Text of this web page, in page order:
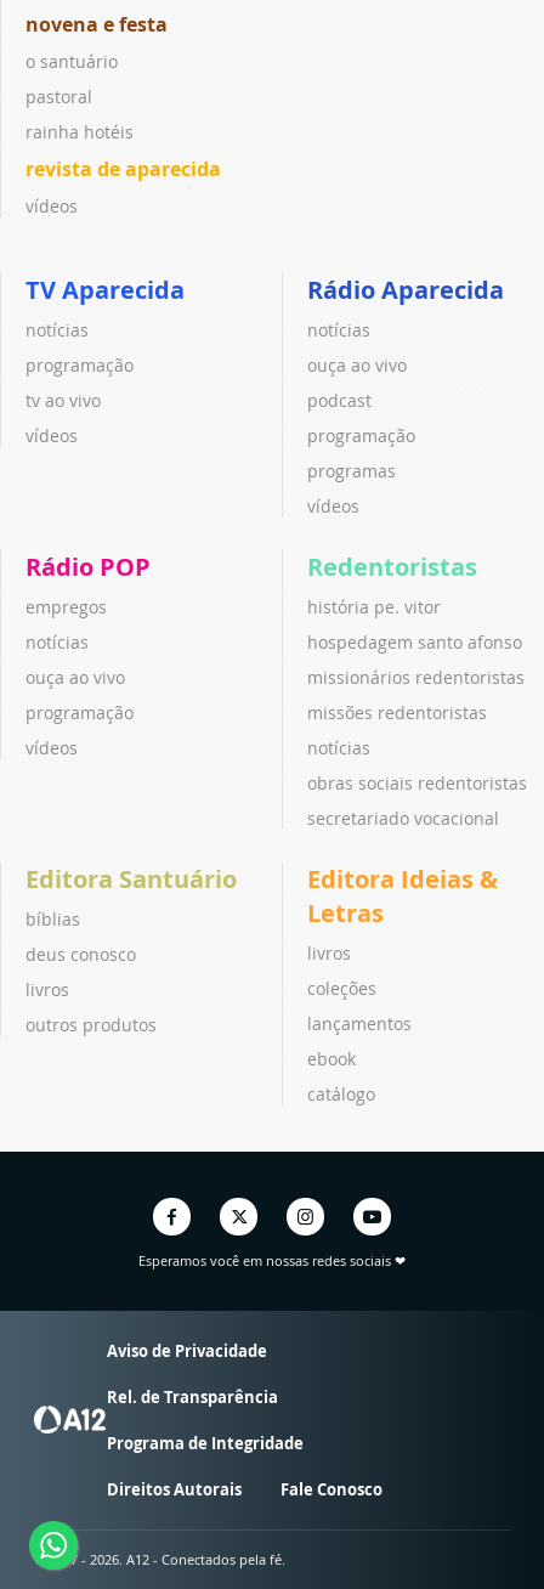
novena e festa
o santuário
pastoral
rainha hotéis
revista de aparecida
vídeos
TV Aparecida
notícias
programação
tv ao vivo
vídeos
Rádio Aparecida
notícias
ouça ao vivo
podcast
programação
programas
vídeos
Rádio POP
empregos
notícias
ouça ao vivo
programação
vídeos
Redentoristas
história pe. vitor
hospedagem santo afonso
missionários redentoristas
missões redentoristas
notícias
obras sociais redentoristas
secretariado vocacional
Editora Santuário
bíblias
deus conosco
livros
outros produtos
Editora Ideias &
Letras
livros
coleções
lançamentos
ebook
catálogo
Esperamos você em nossas redes sociais ❤
Aviso de Privacidade
Rel. de Transparência
Programa de Integridade
Direitos Autorais Fale Conosco
© 2007 - 2026. A12 - Conectados pela fé.